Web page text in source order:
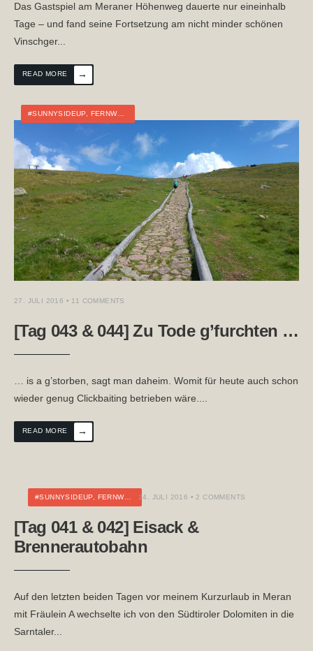
Das Gastspiel am Meraner Höhenweg dauerte nur eineinhalb
Tage – und fand seine Fortsetzung am nicht minder schönen
Vinschger...
READ MORE →
#SUNNYSIDEUP, FERNWANDERN
27. JULI 2016 • 11 COMMENTS
[Tag 043 & 044] Zu Tode g’furchten …
… is a g’storben, sagt man daheim. Womit für heute auch schon
wieder genug Clickbaiting betrieben wäre.
READ MORE →
#SUNNYSIDEUP FERNWANDERN ,TOURTAGEBUCH
24. JULI 2016 • 2 COMMENTS
[Tag 041 & 042] Eisack &
Brennerautobahn
Auf den letzten beiden Tagen vor meinem Kurzurlaub in Meran
mit Fräulein A wechselte ich von den Südtiroler Dolomiten in die
Sarntaler...